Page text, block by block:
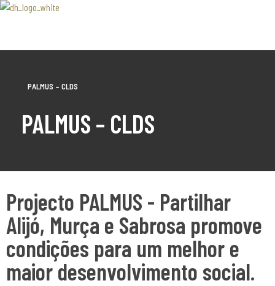
PALMUS – CLDS
PALMUS – CLDS
Projecto PALMUS - Partilhar
Alijó, Murça e Sabrosa promove
condições para um melhor e
maior desenvolvimento social.